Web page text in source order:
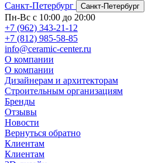
Санкт-Петербург
Санкт-Петербург
Пн-Вс с 10:00 до 20:00
+7 (962) 343-21-12
+7 (812) 985-58-85
info@ceramic-center.ru
О компании
О компании
Дизайнерам и архитекторам
Строительным организациям
Бренды
Отзывы
Новости
Вернуться обратно
Клиентам
Клиентам